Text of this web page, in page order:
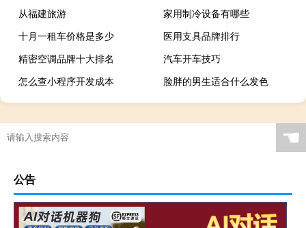
从福建旅游
家用制冷设备有哪些
十月一租车价格是多少
医用支具品牌排行
精密空调品牌十大排名
汽车开车技巧
怎么查小程序开发成本
脸胖的男生适合什么发色
☚
公告